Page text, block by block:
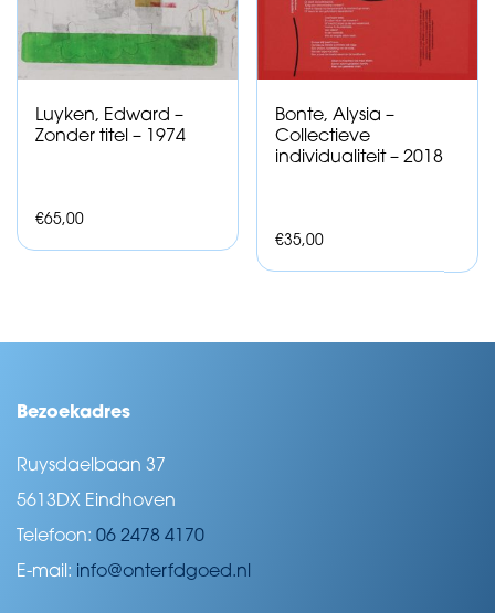
Luyken, Edward –
Zonder titel – 1974
€65,00
Bonte, Alysia –
Collectieve
individualiteit – 2018
€35,00
Bezoekadres
Ruysdaelbaan 37
5613DX Eindhoven
Telefoon: 06 2478 4170
E-mail: info@onterfdgoed.nl